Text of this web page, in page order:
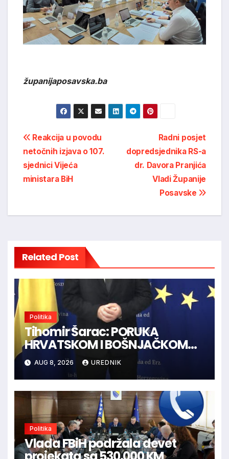
županijaposavska.ba
Post
navigation
Radni posjet
dopredsjednika RS-a
dr. Davora Pranjića
Vladi Županije
Posavske
Reakcija u povodu
netočnih izjava o 107.
sjednici Vijeća
ministara BiH
Related Post
Politika
Tihomir Šarac: PORUKA
HRVATSKOM I BOŠNJAČKOM
NARODU U BiH
AUG 8, 2026 UREDNIK
Politika
Vlada FBiH podržala devet